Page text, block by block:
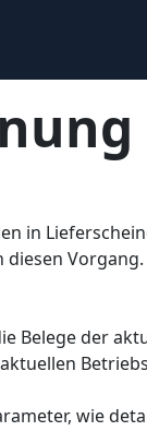
in
Belege der
wie